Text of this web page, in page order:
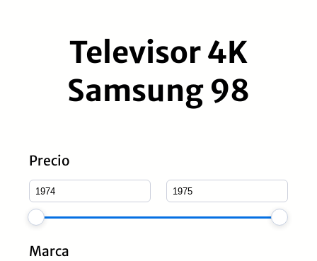
Televisor 4K
Samsung 98
Precio
Marca